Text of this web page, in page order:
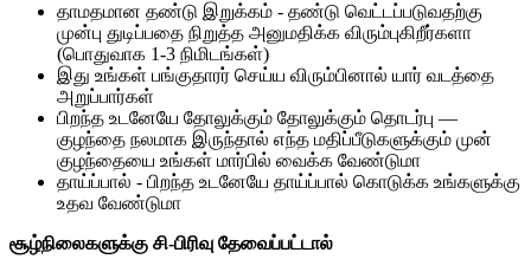
தாமதமான தண்டு இறுக்கம் - தண்டு வெட்டப்படுவதற்கு
முன்பு துடிப்பதை நிறுத்த அனுமதிக்க விரும்புகிறீர்களா
(பொதுவாக 1-3 நிமிடங்கள்)
இது உங்கள் பங்குதாரர் செய்ய விரும்பினால் யார் வடத்தை
அறுப்பார்கள்
பிறந்த உடனேயே தோலுக்கும் தோலுக்கும் தொடர்பு —
குழந்தை நலமாக இருந்தால் எந்த மதிப்பீடுகளுக்கும் முன்
குழந்தையை உங்கள் மார்பில் வைக்க வேண்டுமா
தாய்ப்பால் - பிறந்த உடனேயே தாய்ப்பால் கொடுக்க உங்களுக்கு
உதவ வேண்டுமா
சூழ்நிலைகளுக்கு சி-பிரிவு தேவைப்பட்டால்